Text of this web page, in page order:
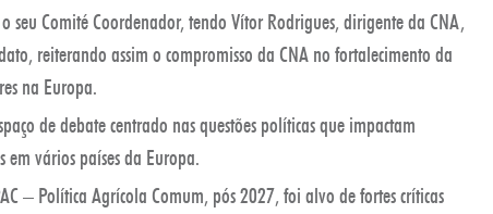
seu Comité Coordenador, tendo Vítor Rodrigues, dirigente da CNA,
reiterando assim o compromisso da CNA no fortalecimento da
na Europa.
de debate centrado nas questões políticas que impactam
em vários países da Europa.
– Política Agrícola Comum, pós 2027, foi alvo de fortes críticas